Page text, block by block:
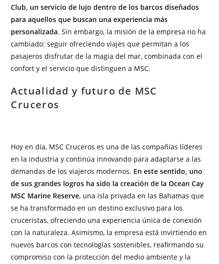
Club, un servicio de lujo dentro de los barcos diseñados
para aquellos que buscan una experiencia más
personalizada. Sin embargo, la misión de la empresa no ha
cambiado: seguir ofreciendo viajes que permitan a los
pasajeros disfrutar de la magia del mar, combinada con el
confort y el servicio que distinguen a MSC.
Actualidad y futuro de MSC
Cruceros
Hoy en día, MSC Cruceros es una de las compañías líderes
en la industria y continúa innovando para adaptarse a las
demandas de los viajeros modernos. En este sentido, uno
de sus grandes logros ha sido la creación de la Ocean Cay
MSC Marine Reserve, una isla privada en las Bahamas que
se ha transformado en un destino exclusivo para los
cruceristas, ofreciendo una experiencia única de conexión
con la naturaleza. Asimismo, la empresa está invirtiendo en
nuevos barcos con tecnologías sostenibles, reafirmando su
compromiso con la protección del medio ambiente y la